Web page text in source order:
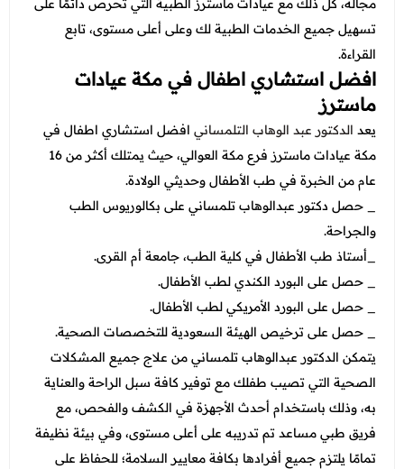
عروض العناية بالشعر
عروض الرجال
عروض جراحات التجميل
عروض قسم الطوارئ
عروض المختبر
عروض الاشعة
عروض الباطنة
عروض العظام
عروض الانف والاذن والحنجرة
عروض العلاج الطبيعي
مجاله، كل ذلك مع عيادات ماسترز الطبية التي تحرص دائمًا على
تسهيل جميع الخدمات الطبية لك وعلى أعلى مستوى، تابع
القراءة.
افضل استشاري اطفال في مكة عيادات
ماسترز
يعد الدكتور عبد الوهاب التلمساني افضل استشاري اطفال في
مكة عيادات ماسترز فرع مكة العوالي، حيث يمتلك أكثر من 16
عام من الخبرة في طب الأطفال وحديثي الولادة.
_ حصل دكتور عبدالوهاب تلمساني على بكالوريوس الطب
والجراحة.
_أستاذ طب الأطفال في كلية الطب، جامعة أم القرى.
_ حصل على البورد الكندي لطب الأطفال.
_ حصل على البورد الأمريكي لطب الأطفال.
_ حصل على ترخيص الهيئة السعودية للتخصصات الصحية.
يتمكن الدكتور عبدالوهاب تلمساني من علاج جميع المشكلات
الصحية التي تصيب طفلك مع توفير كافة سبل الراحة والعناية
به، وذلك باستخدام أحدث الأجهزة في الكشف والفحص، مع
فريق طبي مساعد تم تدريبه على أعلى مستوى، وفي بيئة نظيفة
تمامًا يلتزم جميع أفرادها بكافة معايير السلامة؛ للحفاظ على